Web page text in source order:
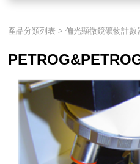
產品分類列表 >偏光顯微鏡礦物計數